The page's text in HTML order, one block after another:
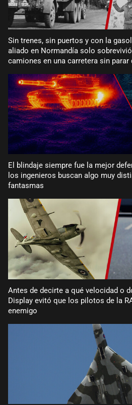
Sin trenes, sin puertos y con la
aliado en Normandía solo
camiones en una carretera sin parar
El blindaje siempre fue la mejor
los ingenieros buscan algo muy
fantasmas
Antes de decirte a qué velocidad o
Display evitó que los pilotos de la
enemigo